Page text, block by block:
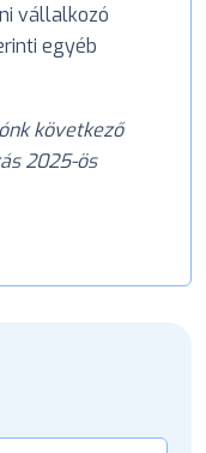
vállalkozó
egyéb
következő
2025-ös